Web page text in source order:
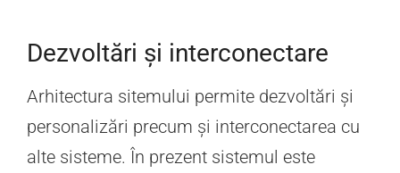
Dezvoltări și interconectare
Arhitectura sitemului permite dezvoltări și
personalizări precum și interconectarea cu
alte sisteme. În prezent sistemul este